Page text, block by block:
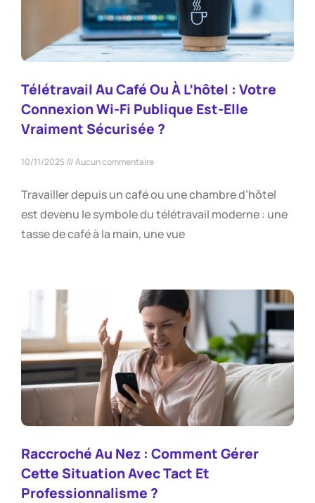
Télétravail Au Café Ou À L’hôtel : Votre
Connexion Wi-Fi Publique Est-Elle
Vraiment Sécurisée ?
10/11/2025 Aucun commentaire
Travailler depuis un café ou une chambre d’hôtel
est devenu le symbole du télétravail moderne : une
tasse de café à la main, une vue
Raccroché Au Nez : Comment Gérer
Cette Situation Avec Tact Et
Professionnalisme ?